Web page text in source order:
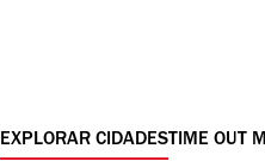
EXPLORAR CIDADESTIME OUT